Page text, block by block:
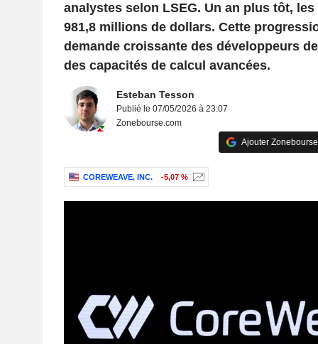
analystes selon LSEG. Un an plus tôt,
981,8 millions de dollars. Cette
demande croissante des développeurs
des capacités de calcul avancées.
Esteban Tesson
Publié le 07/05/2026 à 23:07
Zonebourse.com
Ajouter
COREWEAVE, INC. -5,07 %